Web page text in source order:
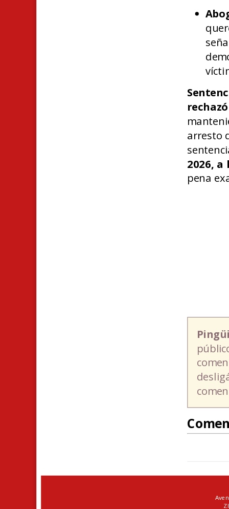
arresto
2026, a
pena